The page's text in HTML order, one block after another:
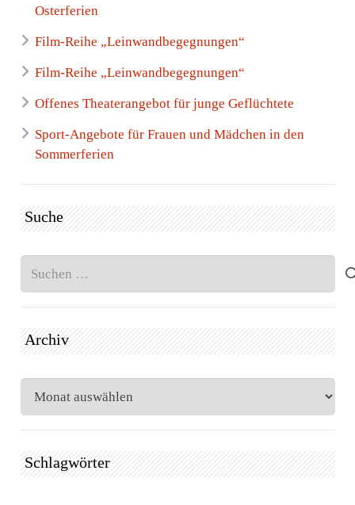
Osterferien
Film-Reihe „Leinwandbegegnungen“
Film-Reihe „Leinwandbegegnungen“
Offenes Theaterangebot für junge Geflüchtete
Sport-Angebote für Frauen und Mädchen in den
Sommerferien
Suche
Suchen
nach:
Archiv
Archiv
Schlagwörter